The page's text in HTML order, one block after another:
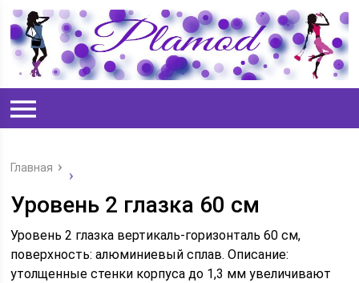
Главная
Уровень 2 глазка 60 см
Уровень 2 глазка вертикаль-горизонталь 60 см,
поверхность: алюминиевый сплав. Описание:
утолщенные стенки корпуса до 1,3 мм увеличивают